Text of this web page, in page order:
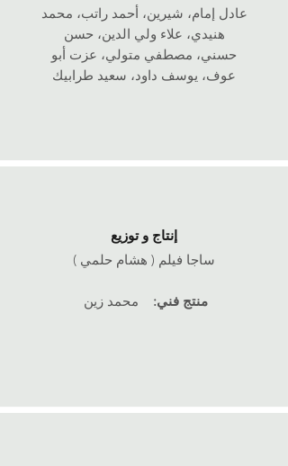
عادل إمام، شيرين، أحمد راتب، محمد
هنيدي، علاء ولي الدين، حسن
حسني، مصطفي متولي، عزت أبو
عوف، يوسف داود، سعيد طرابيك
إنتاج و توزيع
ساجا فيلم ( هشام حلمي )
منتج فني: محمد زين